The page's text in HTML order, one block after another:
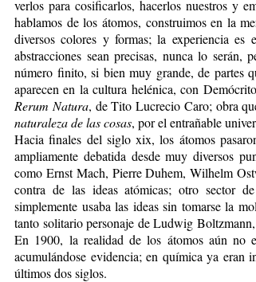
verlos para cosificarlos, hacerlos nuestros y
hablamos de los átomos, construimos en la
diversos colores y formas; la experiencia es
abstracciones sean precisas, nunca lo serán,
número finito, si bien muy grande, de partes
aparecen en la cultura helénica, con
Rerum Natura, de Tito Lucrecio Caro; obra
naturaleza de las cosas, por el entrañable
Hacia finales del siglo xix, los átomos
ampliamente debatida desde muy diversos
como Ernst Mach, Pierre Duhem, Wilhelm
contra de las ideas atómicas; otro sector
simplemente usaba las ideas sin tomarse la
tanto solitario personaje de Ludwig
En 1900, la realidad de los átomos aún no
acumulándose evidencia; en química ya eran
últimos dos siglos.